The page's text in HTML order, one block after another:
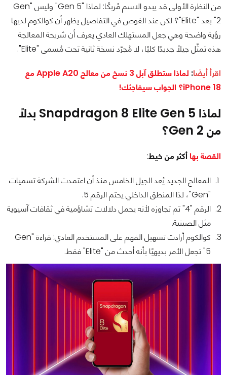
من النظرة الأولى قد يبدو الاسم مُربكًا: لماذا "Gen 5" وليس "Gen
2" بعد "Elite"؟ لكن عند الغوص في التفاصيل يظهر أن كوالكوم لديها
رؤية واضحة وهي جعل المستهلك العادي يعرف أن شريحة المعالجة
هذه تمثّل جيلًا جديدًا كليًا، لا مُجرّد نسخة ثانية تحت مُسمى "Elite".
اقرأ أيضًا:
لماذا ستطلق آبل 3 نسخ من معالج Apple A20 مع
iPhone 18؟ الجواب سيفاجئك!
لماذا Snapdragon 8 Elite Gen 5 بدلًا
من Gen 2؟
القصة بها أكثر من خيط:
المعالج الجديد يُعد الجيل الخامس منذ أن اعتمدت الشركة تسميات
"Gen"، لذا المنطق الداخلي يحتم الرقم 5.
الرقم "4" تم تجاوزه لأنه يحمل دلالات تشاؤمية في ثقافات آسيوية
مثل الصينية.
كوالكوم أرادت تسهيل الفهم على المستخدم العادي: قراءة "Gen
5" تجعل الأمر بديهيًا بأنه أحدث من "Elite" فقط.